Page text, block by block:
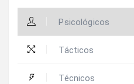
Psicológicos
Tácticos
Técnicos